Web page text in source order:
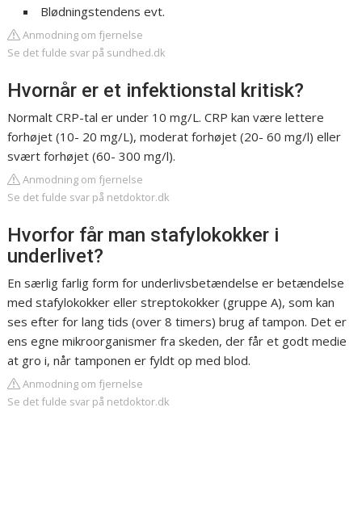
Blødningstendens evt.
Anmodning om fjernelse
Se det fulde svar på sundhed.dk
Hvornår er et infektionstal kritisk?
Normalt CRP-tal er under 10 mg/L. CRP kan være lettere
forhøjet (10- 20 mg/L), moderat forhøjet (20- 60 mg/l) eller
svært forhøjet (60- 300 mg/l).
Anmodning om fjernelse
Se det fulde svar på netdoktor.dk
Hvorfor får man stafylokokker i
underlivet?
En særlig farlig form for underlivsbetændelse er betændelse
med stafylokokker eller streptokokker (gruppe A), som kan
ses efter for lang tids (over 8 timers) brug af tampon. Det er
ens egne mikroorganismer fra skeden, der får et godt medie
at gro i, når tamponen er fyldt op med blod.
Anmodning om fjernelse
Se det fulde svar på netdoktor.dk